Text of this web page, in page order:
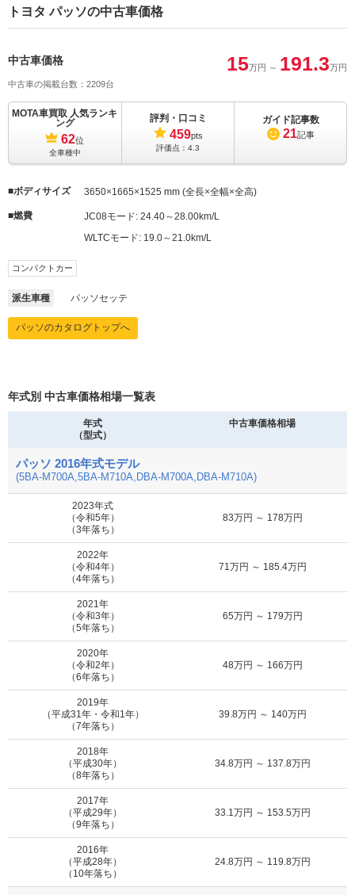
1.3+Hana 0.2万円 ～ 49.1万円
1.3G 0.2万円 ～ 49.1万円
MOTA
車買取査定
0.1万円 ～ 16.4万円
MOTA
車買取査定
に申込む
G Fパッケージ 0.1万円 ～ 16.4万円
Racy
MOTA
X Gパッケージ
に申込む
X HID リミテッド 0.1万円 ～ 13.2万円
車買取査定
に申込む
X Lパッケージ
MOTA
MOTA
に申込む
X Vパッケージ 0.1万円 ～ 16.4万円
車買取査定
X アドバンスドEd
MOTA
に申込む
トヨタ パッソの中古車価格
中古車価格 15万円 ～ 191.3万円
中古車の掲載台数：2209台
MOTA車買取 人気ランキ
ング
62位
全車種中
評判・口コミ
459pts
評価点： 4.3
ガイド記事数
21記事
ボディサイズ 3650×1665×1525 mm (全長×全幅×全高)
燃費 JC08モード: 24.40～28.00km/L
WLTCモード: 19.0～21.0km/L
コンパクトカー
派生車種 パッソセッテ
パッソのカタログトップへ
年式別 中古車価格相場一覧表
年式
（型式）
中古車価格相場
パッソ 2016年式モデル
(5BA-M700A,5BA-M710A,DBA-M700A,DBA-M710A)
2023年式
（令和5年）
（3年落ち）
83万円 ～ 178万円
2022年
（令和4年）
（4年落ち）
71万円 ～ 185.4万円
2021年
（令和3年）
（5年落ち）
65万円 ～ 179万円
2020年
（令和2年）
（6年落ち）
48万円 ～ 166万円
2019年
（平成31年・令和1年）
（7年落ち）
39.8万円 ～ 140万円
2018年
（平成30年）
（8年落ち）
34.8万円 ～ 137.8万円
2017年
（平成29年）
（9年落ち）
33.1万円 ～ 153.5万円
2016年
（平成28年）
（10年落ち）
24.8万円 ～ 119.8万円